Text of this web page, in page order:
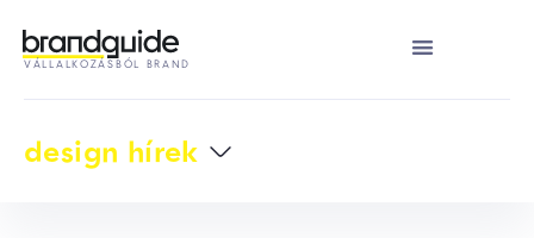
VÁLLALKOZÁSBÓL BRAND
design hírek